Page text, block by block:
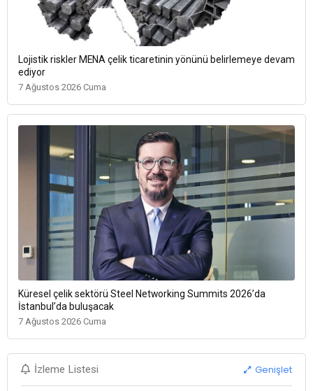
Lojistik riskler MENA çelik ticaretinin yönünü belirlemeye devam
ediyor
7 Ağustos 2026 Cuma
Küresel çelik sektörü Steel Networking Summits 2026’da
İstanbul’da buluşacak
7 Ağustos 2026 Cuma
İzleme Listesi Genişlet